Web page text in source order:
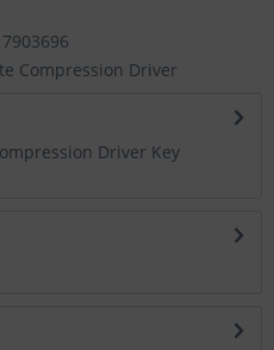
Compression Driver
Driver Key